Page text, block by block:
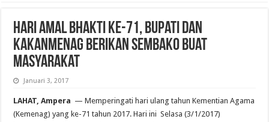
Hari Amal Bhakti Ke-71, Bupati dan
Kakanmenag Berikan Sembako Buat
Masyarakat
Januari 3, 2017
LAHAT, Ampera — Memperingati hari ulang tahun Kementian Agama
(Kemenag) yang ke-71 tahun 2017. Hari ini Selasa (3/1/2017)